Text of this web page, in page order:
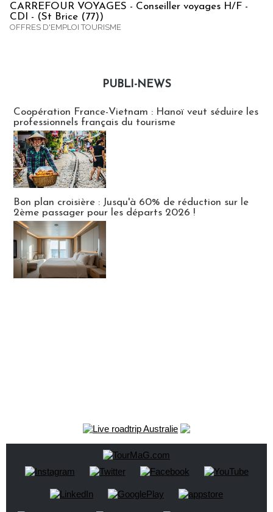
CARREFOUR VOYAGES - Conseiller voyages H/F -
CDI - (St Brice (77))
OFFRES D'EMPLOI TOURISME
PUBLI-NEWS
Coopération France-Vietnam : Hanoï veut séduire les
professionnels français du tourisme
Bon plan croisière : Jusqu'à 60% de réduction sur le
2ème passager pour les départs 2026 !